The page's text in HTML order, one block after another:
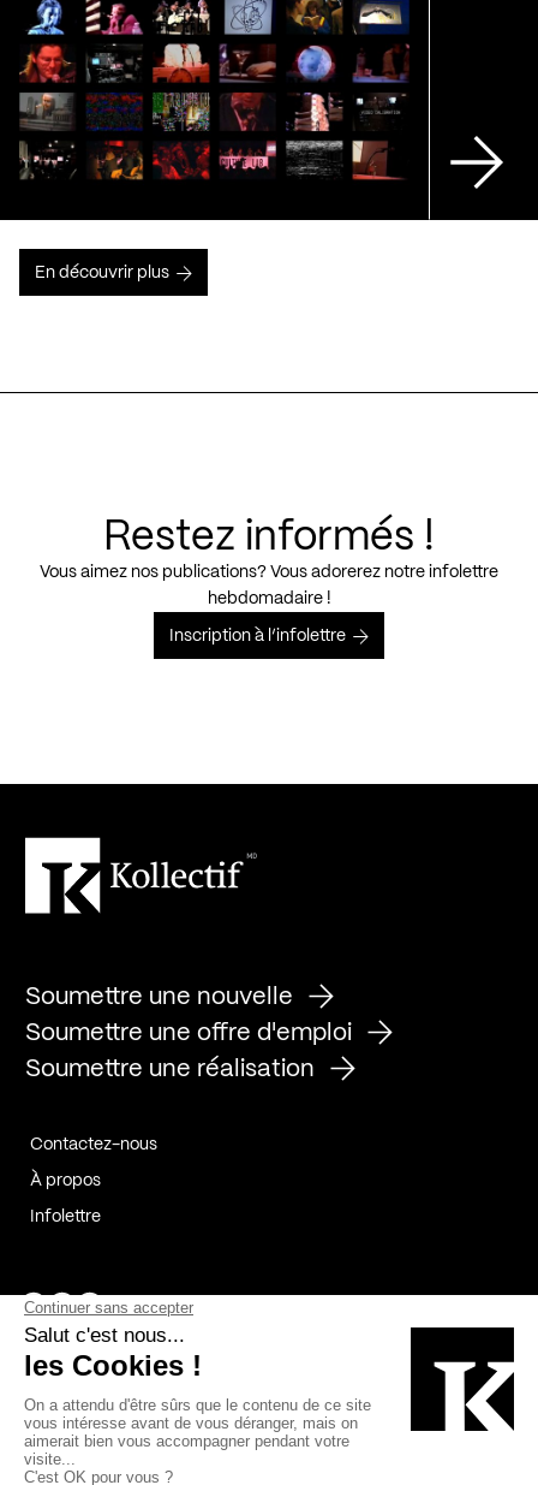
En découvrir plus
Restez informés !
Vous aimez nos publications? Vous adorerez notre infolettre
hebdomadaire !
Inscription à l’infolettre
Soumettre une nouvelle
Soumettre une offre d'emploi
Soumettre une réalisation
Contactez-nous
À propos
Infolettre
Page Facebook de Kollectif
Page Instagram de Kollectif
Page Linkedin de Kollectif